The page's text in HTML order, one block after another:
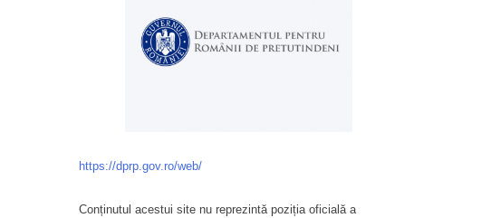
https://dprp.gov.ro/web/
Conținutul acestui site nu reprezintă poziția oficială a